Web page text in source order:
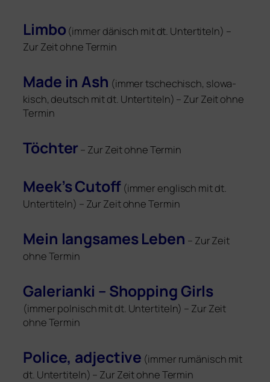
Limbo(immer dänisch mit dt. Untertiteln) –
Zur Zeit ohne Termin
Made in Ash (immer tsche­chisch, slo­wa­
kisch, deutsch mit dt. Untertiteln) – Zur Zeit ohne
Termin
Töchter – Zur Zeit ohne Termin
Meek’s Cutoff(immer eng­lisch mit dt.
Untertiteln) – Zur Zeit ohne Termin
Mein lang­sa­mes Leben – Zur Zeit
ohne Termin
Galerianki – Shopping Girls
(immer pol­nisch mit dt. Untertiteln) – Zur Zeit
ohne Termin
Police, adjec­ti­ve (immer rumä­nisch mit
dt. Untertiteln) – Zur Zeit ohne Termin